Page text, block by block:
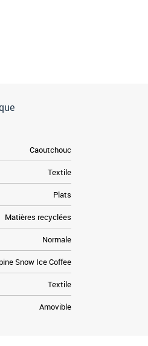
Caoutchouc
Textile
Plats
Matières recyclées
Normale
Snow Ice Coffee
Textile
Amovible